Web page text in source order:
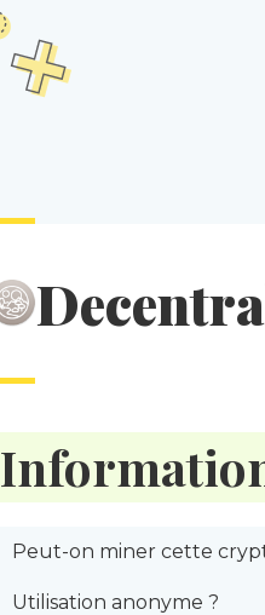
Peut-on miner cette
Utilisation anonyme ?